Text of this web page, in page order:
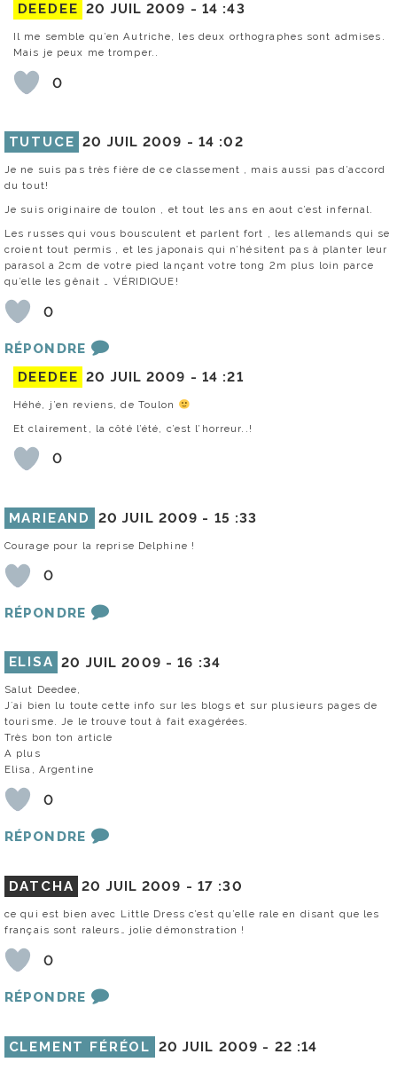
DEEDEE 20 JUIL 2009 - 14 :43
Il me semble qu’en Autriche, les deux orthographes sont admises.
Mais je peux me tromper..
0
TUTUCE 20 JUIL 2009 - 14 :02
Je ne suis pas très fière de ce classement , mais aussi pas d’accord
du tout!
Je suis originaire de toulon , et tout les ans en aout c’est infernal.
Les russes qui vous bousculent et parlent fort , les allemands qui se
croient tout permis , et les japonais qui n’hésitent pas à planter leur
parasol a 2cm de votre pied lançant votre tong 2m plus loin parce
qu’elle les gênait … VÉRIDIQUE!
0
RÉPONDRE
DEEDEE 20 JUIL 2009 - 14 :21
Héhé, j’en reviens, de Toulon
Et clairement, la côté l’été, c’est l’horreur..!
0
MARIEAND 20 JUIL 2009 - 15 :33
Courage pour la reprise Delphine !
0
RÉPONDRE
ELISA 20 JUIL 2009 -16 :34
Salut Deedee,
J´ai bien lu toute cette info sur les blogs et sur plusieurs pages de
tourisme. Je le trouve tout à fait exagérées.
Très bon ton article
A plus
Elisa, Argentine
0
RÉPONDRE
DATCHA 20 JUIL 2009 - 17 :30
ce qui est bien avec Little Dress c’est qu’elle rale en disant que les
français sont raleurs… jolie démonstration !
0
RÉPONDRE
CLEMENT FÉRÉOL 20 JUIL 2009 - 22 :14